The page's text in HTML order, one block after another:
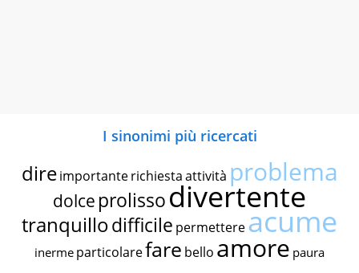
I sinonimi più ricercati
dire importante richiestaattività problema
dolce prolissodivertente
tranquillodifficile permettereacume
inerme particolarefare bello amore paura